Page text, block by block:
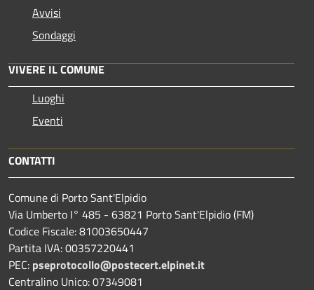
Avvisi
Sondaggi
VIVERE IL COMUNE
Luoghi
Eventi
CONTATTI
Comune di Porto Sant'Elpidio
Via Umberto I° 485 - 63821 Porto Sant'Elpidio (FM)
Codice Fiscale: 81003650447
Partita IVA: 00357220441
PEC: pseprotocollo@postecert.elpinet.it
Centralino Unico: 07349081